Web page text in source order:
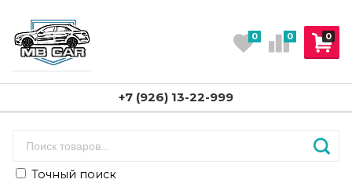
0
0 0
+7 (926) 13-22-999
Точный поиск